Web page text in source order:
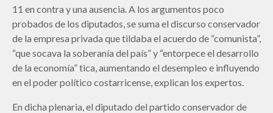
11 en contra y una ausencia. A los argumentos poco
probados de los diputados, se suma el discurso conservador
de la empresa privada que tildaba el acuerdo de “comunista”,
“que socava la soberanía del país” y “entorpece el desarrollo
de la economía” tica, aumentando el desempleo e influyendo
en el poder político costarricense, explican los expertos.
En dicha plenaria, el diputado del partido conservador de